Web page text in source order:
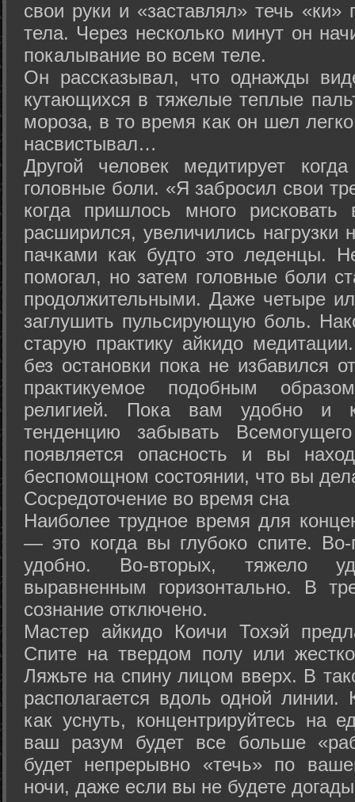
свои руки и «заставлял» течь «ки»
тела. Через несколько минут он
покалывание во всем теле.
Он рассказывал, что однажды
кутающихся в тяжелые теплые
мороза, в то время как он шел
насвистывал…
Другой человек медитирует
головные боли. «Я забросил свои
когда пришлось много
расширился, увеличились нагрузки
пачками как будто это леденцы.
помогал, но затем головные боли
продолжительными. Даже четыре
заглушить пульсирующую боль.
старую практику айкидо
без остановки пока не избавился
практикуемое подобным
религией. Пока вам удобно и
тенденцию забывать
появляется опасность и вы
беспомощном состоянии, что вы
Сосредоточение во время сна
Наиболее трудное время для
— это когда вы глубоко спите.
удобно. Во-вторых, тяжело
выравненным горизонтально. В
сознание отключено.
Мастер айкидо Коичи Тохэй
Спите на твердом полу или
Ляжьте на спину лицом вверх. В
располагается вдоль одной
как уснуть, концентрируйтесь на
ваш разум будет все больше
будет непрерывно «течь» по
ночи, даже если вы не будете